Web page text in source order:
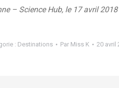
– Science Hub, le 17 avril 2018
: Destinations Par Miss K 20 avril